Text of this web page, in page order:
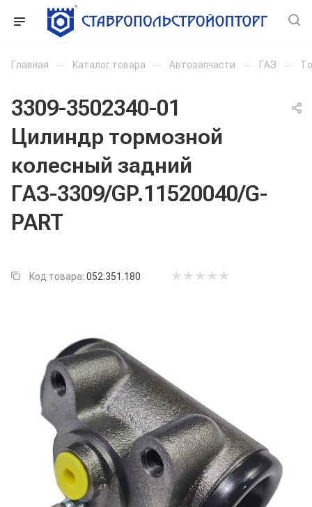
Главная — Каталог товара — Автозапчасти — ГАЗ —
3309-3502340-01
Цилиндр тормозной
колесный задний
ГАЗ-3309/GP.11520040/G-
PART
Код товара: 052.351.180